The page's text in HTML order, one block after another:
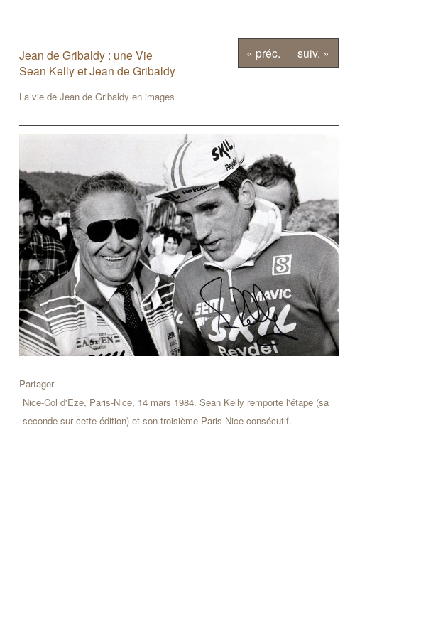
« préc. suiv. »
Jean de Gribaldy : une Vie
Sean Kelly et Jean de Gribaldy
La vie de Jean de Gribaldy en images
Partager
Nice-Col d'Eze, Paris-Nice, 14 mars 1984. Sean Kelly remporte l'étape (sa
seconde sur cette édition) et son troisième Paris-Nice consécutif.